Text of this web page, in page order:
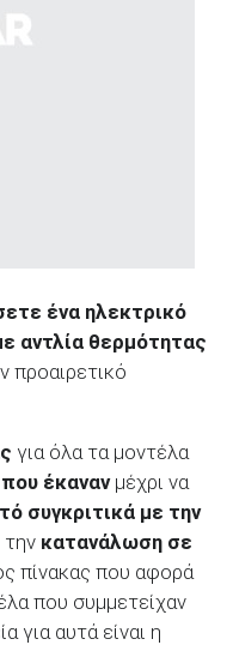
ένα ηλεκτρικό
αντλία θερμότητας
προαιρετικό
για όλα τα μοντέλα
έκανανμέχρι να
συγκριτικά με την
την κατανάλωση σε
πίνακας που αφορά
που συμμετείχαν
για αυτά είναι η